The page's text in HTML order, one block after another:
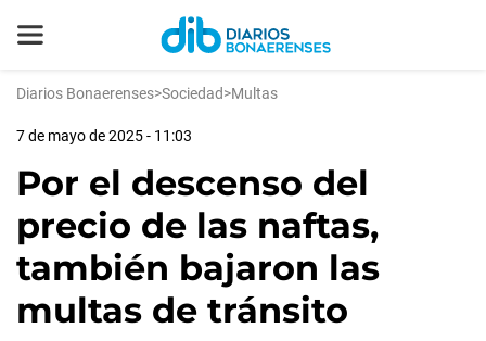
Diarios Bonaerenses>Sociedad>Multas
7 de mayo de 2025 - 11:03
Por el descenso del
precio de las naftas,
también bajaron las
multas de tránsito